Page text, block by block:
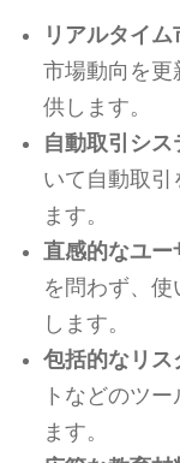
リアルタイ
市場動向を更
供します。
自動取引シス
いて自動取引
ます。
直感的なユ
を問わず、
します。
包括的なリス
トなどのツ
ます。